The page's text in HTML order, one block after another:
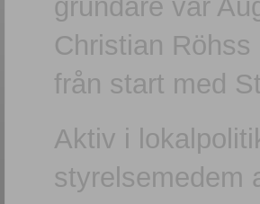
grundare var
Christian
från start med
Aktiv i
styrelsemedem